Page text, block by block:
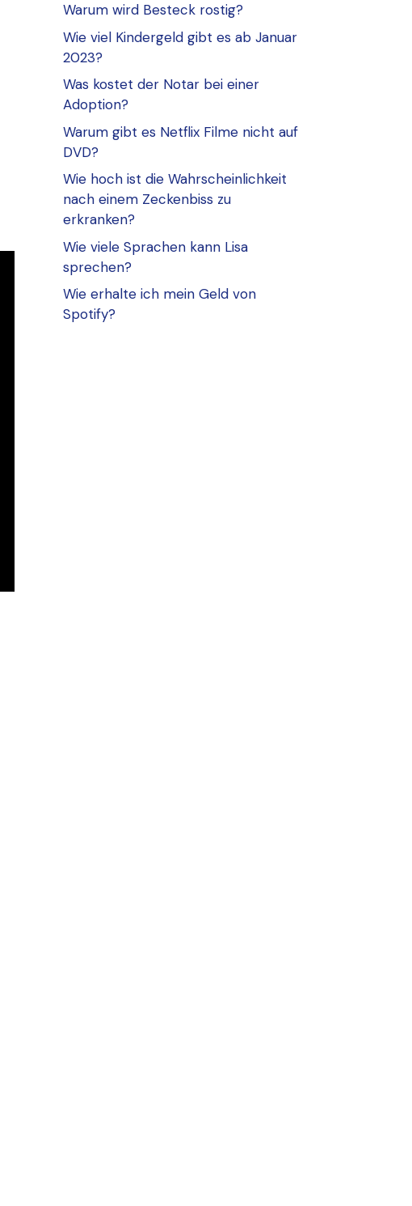
Warum wird Besteck rostig?
Wie viel Kindergeld gibt es ab Januar
2023?
Was kostet der Notar bei einer
Adoption?
Warum gibt es Netflix Filme nicht auf
DVD?
Wie hoch ist die Wahrscheinlichkeit
nach einem Zeckenbiss zu
erkranken?
Wie viele Sprachen kann Lisa
sprechen?
Wie erhalte ich mein Geld von
Spotify?